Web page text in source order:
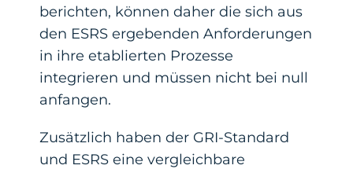
berichten, können daher die sich aus
den ESRS ergebenden Anforderungen
in ihre etablierten Prozesse
integrieren und müssen nicht bei null
anfangen.
Zusätzlich haben der GRI-Standard
und ESRS eine vergleichbare